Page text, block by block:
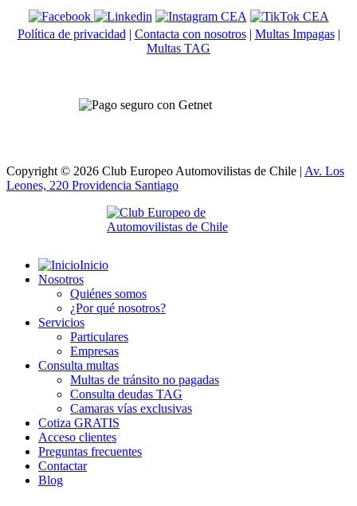
Política de privacidad | Contacta con nosotros| Multas Impagas|
Multas TAG
Copyright © 2026 Club Europeo Automovilistas de Chile | Av. Los
Leones, 220 Providencia Santiago
Inicio
Nosotros
Quiénes somos
¿Por qué nosotros?
Servicios
Particulares
Empresas
Consulta multas
Multas de tránsito no pagadas
Consulta deudas TAG
Camaras vías exclusivas
Cotiza GRATIS
Acceso clientes
Preguntas frecuentes
Contactar
Blog